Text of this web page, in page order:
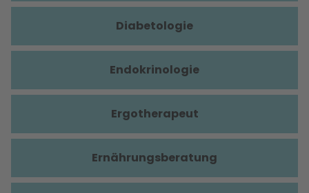
Diabetologie
Endokrinologie
Ergotherapeut
Ernährungsberatung